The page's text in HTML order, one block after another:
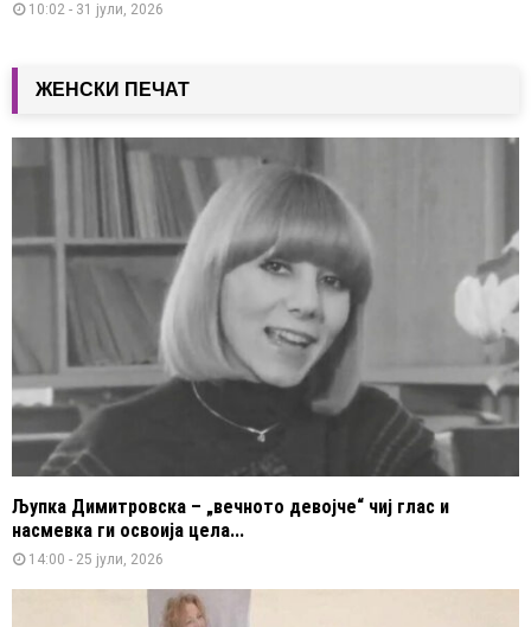
10:02 - 31 јули, 2026
ЖЕНСКИ ПЕЧАТ
Љупка Димитровска – „вечното девојче“ чиј глас и
насмевка ги освоија цела...
14:00 - 25 јули, 2026